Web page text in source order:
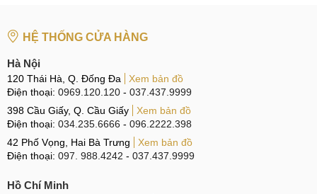
HỆ THỐNG CỬA HÀNG
Hà Nội
120 Thái Hà, Q. Đống Đa
Xem bản đồ
Điện thoại: 0969.120.120 - 037.437.9999
398 Cầu Giấy, Q. Cầu Giấy
Xem bản đồ
Điện thoại: 034.235.6666 - 096.2222.398
42 Phố Vọng, Hai Bà Trưng
Xem bản đồ
Điện thoại: 097. 988.4242 - 037.437.9999
Hồ Chí Minh